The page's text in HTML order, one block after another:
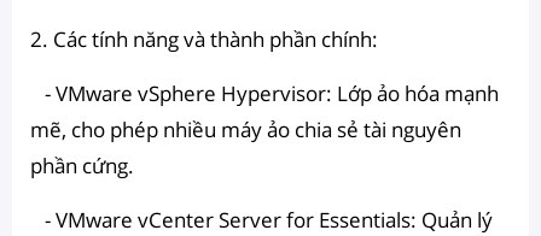
2. Các tính năng và thành phần chính:
- VMware vSphere Hypervisor: Lớp ảo hóa mạnh
mẽ, cho phép nhiều máy ảo chia sẻ tài nguyên
phần cứng.
- VMware vCenter Server for Essentials: Quản lý